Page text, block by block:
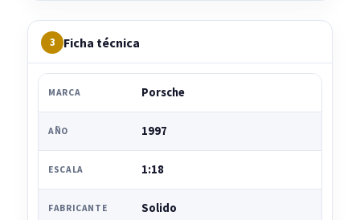
3 Ficha técnica
MARCA Porsche
AÑO 1997
ESCALA 1:18
FABRICANTE Solido